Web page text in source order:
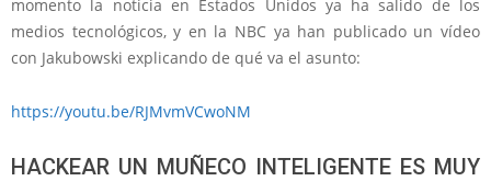
momento la noticia en Estados Unidos ya ha salido de los
medios tecnológicos, y en la NBC ya han publicado un vídeo
con Jakubowski explicando de qué va el asunto:
https://youtu.be/RJMvmVCwoNM
HACKEAR UN MUÑECO INTELIGENTE ES MUY